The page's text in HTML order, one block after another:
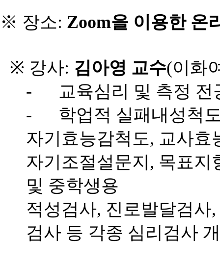
※ 장소: Zoom을 이용한 온
※ 강사: 김아영 교수(이화
-
교육심리 및 측정
-
학업적 실패내성척
자기효능감척도, 교사효
자기조절설문지 , 목표지
및 중학생용
적성검사, 진로발달검사
검사 등 각종 심리검사